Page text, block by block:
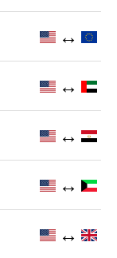
↔
↔
↔
↔
↔